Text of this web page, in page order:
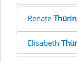
Renate
Elisabeth